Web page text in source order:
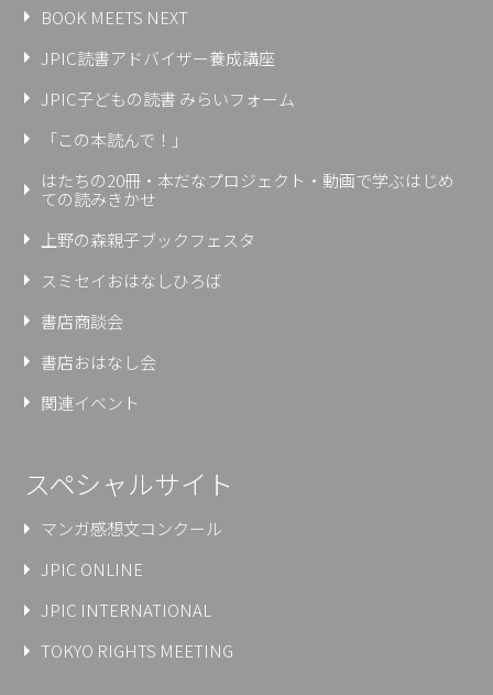
BOOK MEETS NEXT
JPIC読書アドバイザー養成講座
JPIC子どもの読書 みらいフォーム
「この本読んで！」
はたちの20冊・本だなプロジェクト・動画で学ぶはじめ
ての読みきかせ
上野の森親⼦ブックフェスタ
スミセイおはなしひろば
書店商談会
書店おはなし会
関連イベント
スペシャルサイト
マンガ感想文コンクール
JPIC ONLINE
JPIC INTERNATIONAL
TOKYO RIGHTS MEETING